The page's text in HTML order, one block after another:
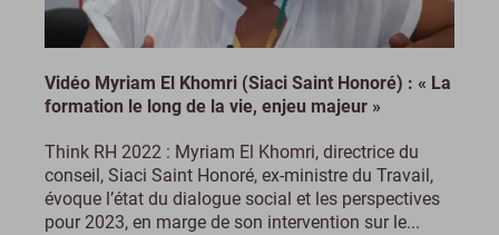
Vidéo Myriam El Khomri (Siaci Saint Honoré) : « La
formation le long de la vie, enjeu majeur »
Think RH 2022 : Myriam El Khomri, directrice du
conseil, Siaci Saint Honoré, ex-ministre du Travail,
évoque l’état du dialogue social et les perspectives
pour 2023, en marge de son intervention sur le...